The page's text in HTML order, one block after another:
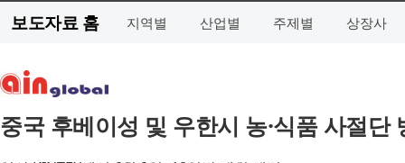
보도자료 홈 지역별 산업별 주제별 상장사
중국 후베이성 및 우한시 농·식품 사절단